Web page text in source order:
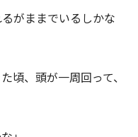
がままでいるしかな
頃、頭が一周回って、